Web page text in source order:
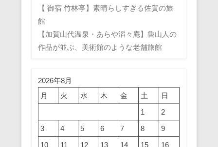
【 御宿 竹林亭】素晴らしすぎる佐賀の旅
館
【加賀山代温泉・あらや滔々庵】魯山人の
作品が並ぶ、美術館のような老舗旅館
2026年8月
月
火 水 木 金 土
日
1
2
3
4 5 6 7 8
9
10
11 12 13 14 15
16